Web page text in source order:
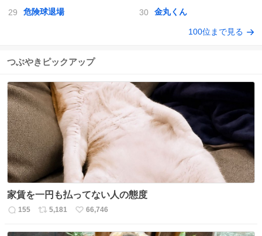
危険球退場 金丸くん
100位まで見る
つぶやきピックアップ
家賃を一円も払ってない人の態度
返
155
リ
5,181
い
66,746